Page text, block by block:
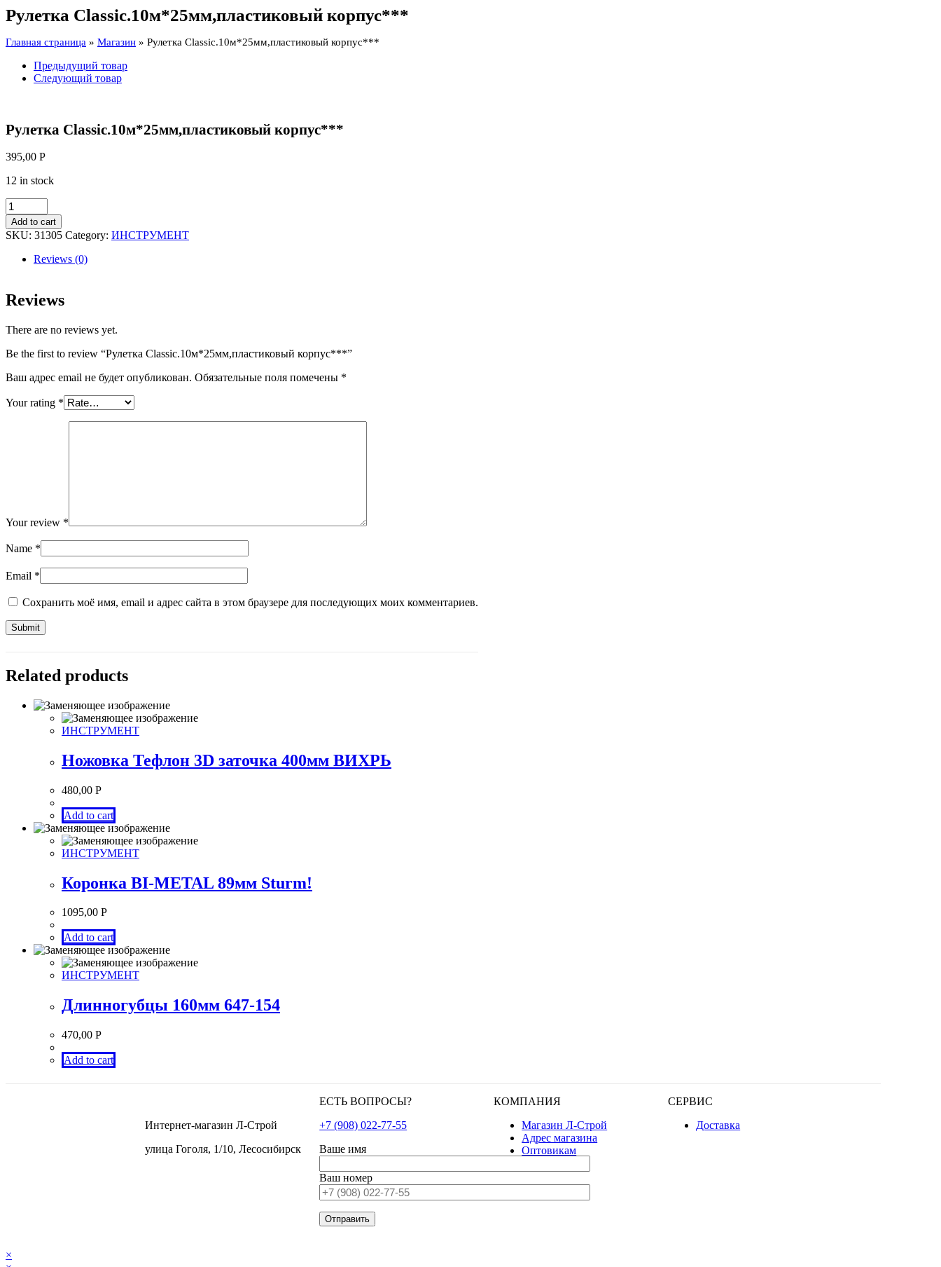
Рулетка Classic.10м*25мм,пластиковый корпус***
Главная страница » Магазин » Рулетка Classic.10м*25мм,пластиковый корпус***
Предыдущий товар
Следующий товар
Рулетка Classic.10м*25мм,пластиковый корпус***
395,00 Р
12 in stock
Рулетка
Classic.10м*25мм,пластиковый
корпус***
quantity
Add to cart
SKU: 31305 Category: ИНСТРУМЕНТ
Reviews (0)
Reviews
There are no reviews yet.
Be the first to review “Рулетка Classic.10м*25мм,пластиковый корпус***”
Ваш адрес email не будет опубликован. Обязательные поля помечены *
Your rating *
Your review *
Name *
Email *
Сохранить моё имя, email и адрес сайта в этом браузере для последующих моих комментариев.
Related products
ИНСТРУМЕНТ
Ножовка Тефлон 3D заточка 400мм ВИХРЬ
480,00 Р
Add to cart
ИНСТРУМЕНТ
Коронка BI-METAL 89мм Sturm!
1095,00 Р
Add to cart
ИНСТРУМЕНТ
Длинногубцы 160мм 647-154
470,00 Р
Add to cart
Интернет-магазин Л-Строй
улица Гоголя, 1/10, Лесосибирск
ЕСТЬ ВОПРОСЫ?
+7 (908) 022-77-55
Ваше имя
Ваш номер
КОМПАНИЯ
Магазин Л-Строй
Адрес магазина
Оптовикам
СЕРВИС
Доставка
×